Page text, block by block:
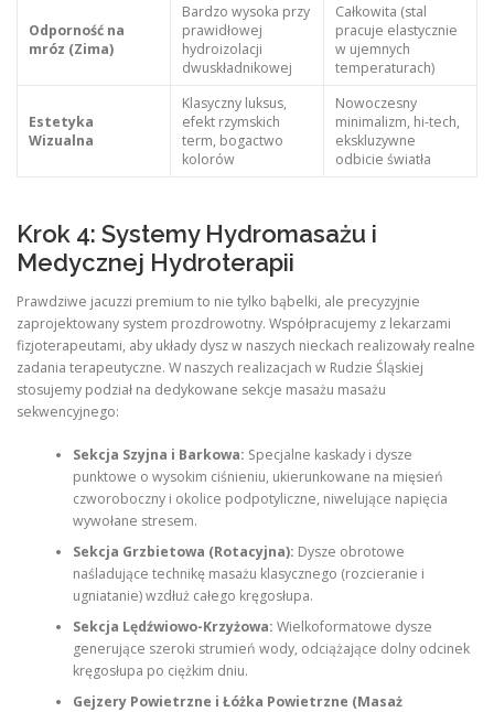
Odporność na
mróz (Zima)
Bardzo wysoka przy
prawidłowej
hydroizolacji
dwuskładnikowej
Całkowita (stal
pracuje elastycznie
w ujemnych
temperaturach)
Estetyka
Wizualna
Klasyczny luksus,
efekt rzymskich
term, bogactwo
kolorów
Nowoczesny
minimalizm, hi-tech,
ekskluzywne
odbicie światła
Krok 4: Systemy Hydromasażu i
Medycznej Hydroterapii
Prawdziwe jacuzzi premium to nie tylko bąbelki, ale precyzyjnie
zaprojektowany system prozdrowotny. Współpracujemy z lekarzami
fizjoterapeutami, aby układy dysz w naszych nieckach realizowały realne
zadania terapeutyczne. W naszych realizacjach w Rudzie Śląskiej
stosujemy podział na dedykowane sekcje masażu masażu
sekwencyjnego:
Sekcja Szyjna i Barkowa: Specjalne kaskady i dysze
punktowe o wysokim ciśnieniu, ukierunkowane na mięsień
czworoboczny i okolice podpotyliczne, niwelujące napięcia
wywołane stresem.
Sekcja Grzbietowa (Rotacyjna): Dysze obrotowe
naśladujące technikę masażu klasycznego (rozcieranie i
ugniatanie) wzdłuż całego kręgosłupa.
Sekcja Lędźwiowo-Krzyżowa: Wielkoformatowe dysze
generujące szeroki strumień wody, odciążające dolny odcinek
kręgosłupa po ciężkim dniu.
Gejzery Powietrzne i Łóżka Powietrzne (Masaż